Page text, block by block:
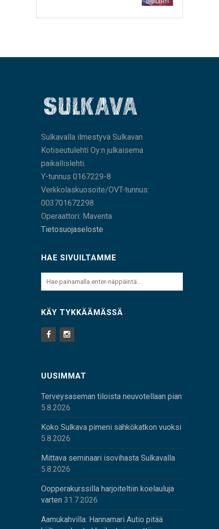
Sulkavalla ilmestyvä Sulkavan
Kotiseutulehti Oy:n julkaisema
paikallislehti.
Y-tunnus 0167229-8
Verkkolaskuosoite/OVT-tunnus:
003701672298
Operaattori: Maventa
Tietosuojaseloste
HAE SIVUILTAMME
KÄY TYKKÄÄMÄSSÄ
UUSIMMAT
Terveysaseman tiloista neuvotellaan pian
5.8.2026
Koko Sulkava pimeni sähkökatkon vuoksi
5.8.2026
Mittava seminaari isovihasta Sulkavalla
5.8.2026
Oopperakurssilla harjoiteltiin koelauluja
varten 31.7.2026
Aamukahvilla: Hannamari Autio pitää